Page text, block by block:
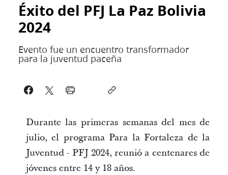
Éxito del PFJ La Paz Bolivia
2024
Evento fue un encuentro transformador
para la juventud paceña
Durante las primeras semanas del mes de
julio, el programa Para la Fortaleza de la
Juventud - PFJ 2024, reunió a centenares de
jóvenes entre 14 y 18 años.